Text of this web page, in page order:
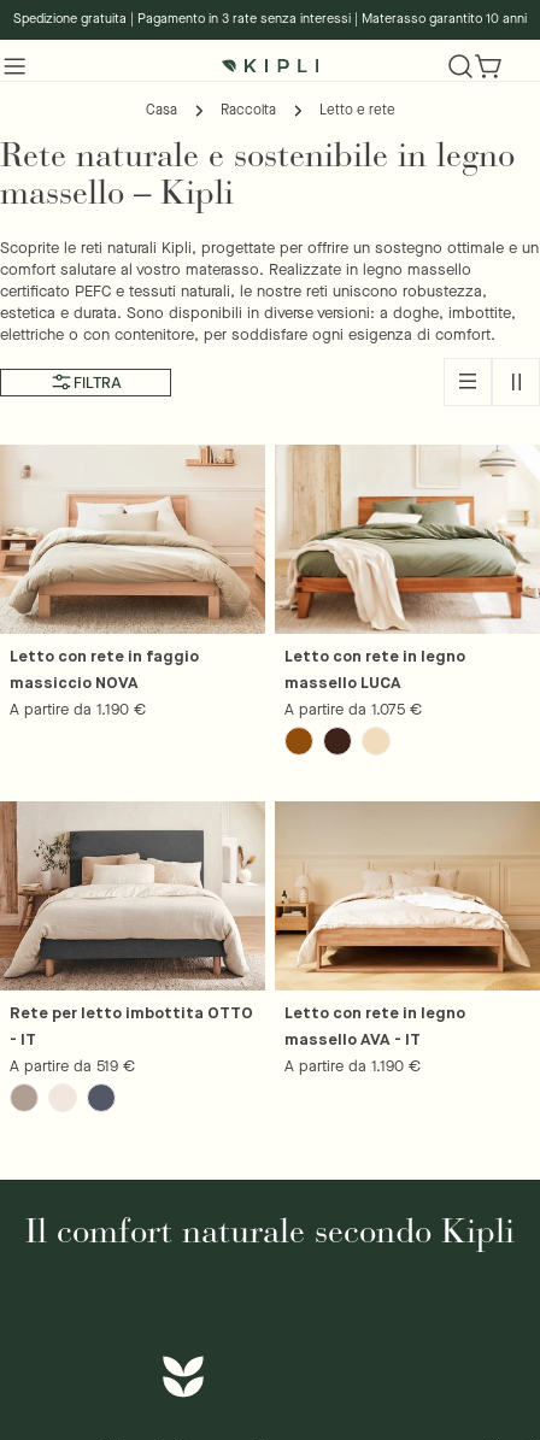
vai
contenuto
Spedizione gratuita | Pagamento in 3 rate senza interessi | Materasso garantito 10 anni
Carro
Casa Raccolta Letto e rete
Rete naturale e sostenibile in legno
massello – Kipli
Scoprite le reti naturali Kipli, progettate per offrire un sostegno ottimale e un
comfort salutare al vostro materasso. Realizzate in legno massello
certificato PEFC e tessuti naturali, le nostre reti uniscono robustezza,
estetica e durata. Sono disponibili in diverse versioni: a doghe, imbottite,
elettriche o con contenitore, per soddisfare ogni esigenza di comfort.
FILTRA
Letto con rete in faggio
massiccio NOVA
Prezzo
A partire da 1.190 €
Letto con rete in legno
massello LUCA
Prezzo
normale
A partire da 1.075 €
Rete per letto imbottita OTTO
- IT
Prezzo
normale
A partire da 519 €
Letto con rete in legno
massello AVA - IT
Prezzo
A partire da 1.190 €
Il comfort naturale secondo Kipli